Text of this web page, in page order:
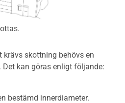
krävs skottning behövs en
kan göras enligt följande:
bestämd innerdiameter.